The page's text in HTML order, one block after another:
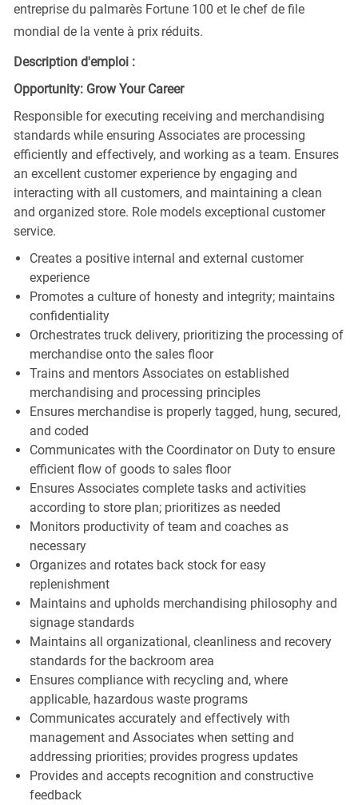
entreprise du palmarès Fortune 100 et le chef de file
mondial de la vente à prix réduits.
Description d'emploi :
Opportunity: Grow Your Career
Responsible for executing receiving and merchandising
standards while ensuring Associates are processing
efficiently and effectively, and working as a team. Ensures
an excellent customer experience by engaging and
interacting with all customers, and maintaining a clean
and organized store. Role models exceptional customer
service.
Creates a positive internal and external customer
experience
Promotes a culture of honesty and integrity; maintains
confidentiality
Orchestrates truck delivery, prioritizing the processing of
merchandise onto the sales floor
Trains and mentors Associates on established
merchandising and processing principles
Ensures merchandise is properly tagged, hung, secured,
and coded
Communicates with the Coordinator on Duty to ensure
efficient flow of goods to sales floor
Ensures Associates complete tasks and activities
according to store plan; prioritizes as needed
Monitors productivity of team and coaches as
necessary
Organizes and rotates back stock for easy
replenishment
Maintains and upholds merchandising philosophy and
signage standards
Maintains all organizational, cleanliness and recovery
standards for the backroom area
Ensures compliance with recycling and, where
applicable, hazardous waste programs
Communicates accurately and effectively with
management and Associates when setting and
addressing priorities; provides progress updates
Provides and accepts recognition and constructive
feedback